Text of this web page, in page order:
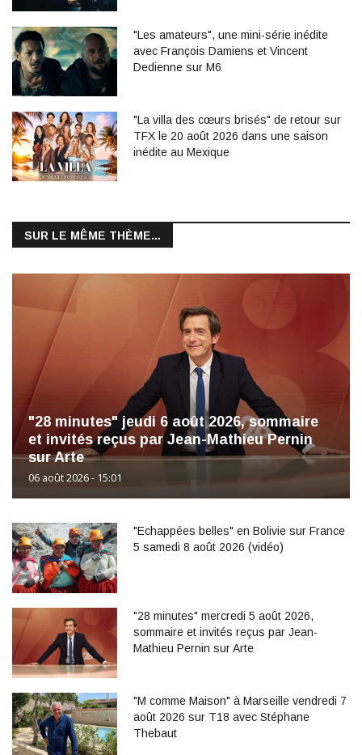
"Les amateurs", une mini-série inédite
avec François Damiens et Vincent
Dedienne sur M6
"La villa des cœurs brisés" de retour sur
TFX le 20 août 2026 dans une saison
inédite au Mexique
SUR LE MÊME THÈME...
"28 minutes" jeudi 6 août 2026, sommaire
et invités reçus par Jean-Mathieu Pernin
sur Arte
06 août 2026 - 15:01
"Echappées belles" en Bolivie sur France
5 samedi 8 août 2026 (vidéo)
"28 minutes" mercredi 5 août 2026,
sommaire et invités reçus par Jean-
Mathieu Pernin sur Arte
"M comme Maison" à Marseille vendredi 7
août 2026 sur T18 avec Stéphane
Thebaut